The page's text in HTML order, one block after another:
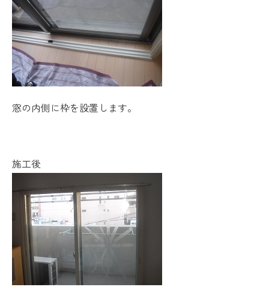
窓の内側に枠を設置します。
施工後